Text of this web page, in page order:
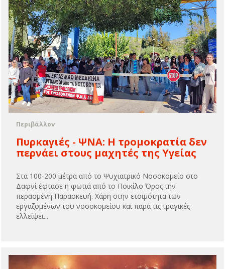
Περιβάλλον
Πυρκαγιές - ΨΝΑ: H τρομοκρατία δεν
περνάει στους μαχητές της Υγείας
Στα 100-200 μέτρα από το Ψυχιατρικό Νοσοκομείο στο
Δαφνί έφτασε η φωτιά από το Ποικίλο Όρος την
περασμένη Παρασκευή. Χάρη στην ετοιμότητα των
εργαζομένων του νοσοκομείου και παρά τις τραγικές
ελλείψει...